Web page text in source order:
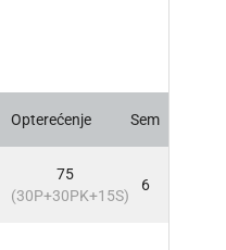
Opterećenje Sem
75
(30P+30PK+15S)
6